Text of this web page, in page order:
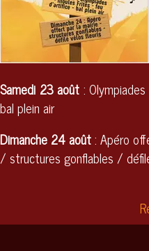
Samedi 23 août :
bal plein air
Dimanche 24 août: Apéro
/ structures gonflables /